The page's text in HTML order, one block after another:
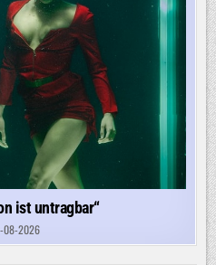
ist untragbar“
08-2026